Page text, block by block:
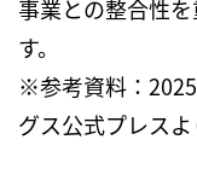
事業との整合性
す。
※参考資料： 2025
グス公式プレスよ